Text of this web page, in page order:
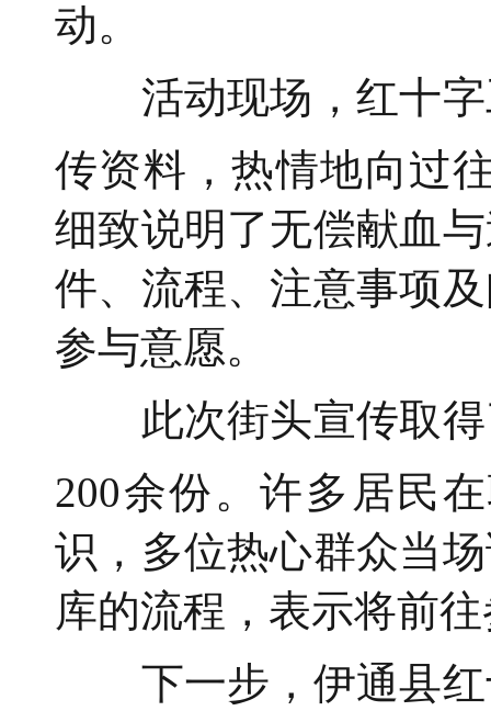
动。
活动现场，红十
传资料，热情地向过
细致说明了无偿献血
件、流程、注意事项
参与意愿。
此次街头宣传取
200余份。许多居民
识，多位热心群众当
库的流程，表示将前
下一步，伊通县